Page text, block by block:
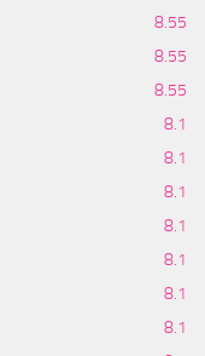
8.55
8.55
8.55
8.1
8.1
8.1
8.1
8.1
8.1
8.1